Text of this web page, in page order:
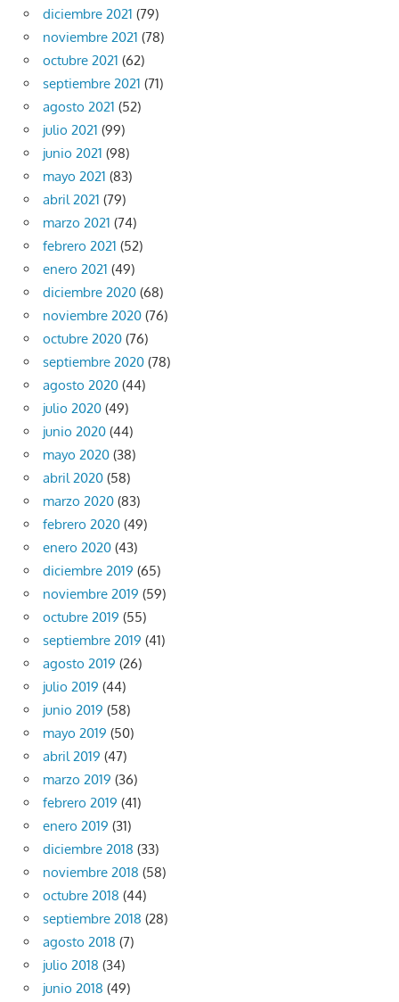
diciembre 2021 (79)
noviembre 2021 (78)
octubre 2021 (62)
septiembre 2021 (71)
agosto 2021 (52)
julio 2021 (99)
junio 2021 (98)
mayo 2021 (83)
abril 2021 (79)
marzo 2021 (74)
febrero 2021 (52)
enero 2021 (49)
diciembre 2020 (68)
noviembre 2020 (76)
octubre 2020 (76)
septiembre 2020 (78)
agosto 2020 (44)
julio 2020 (49)
junio 2020 (44)
mayo 2020 (38)
abril 2020 (58)
marzo 2020 (83)
febrero 2020 (49)
enero 2020 (43)
diciembre 2019 (65)
noviembre 2019 (59)
octubre 2019 (55)
septiembre 2019 (41)
agosto 2019 (26)
julio 2019 (44)
junio 2019 (58)
mayo 2019 (50)
abril 2019 (47)
marzo 2019 (36)
febrero 2019 (41)
enero 2019 (31)
diciembre 2018 (33)
noviembre 2018 (58)
octubre 2018 (44)
septiembre 2018 (28)
agosto 2018 (7)
julio 2018 (34)
junio 2018 (49)